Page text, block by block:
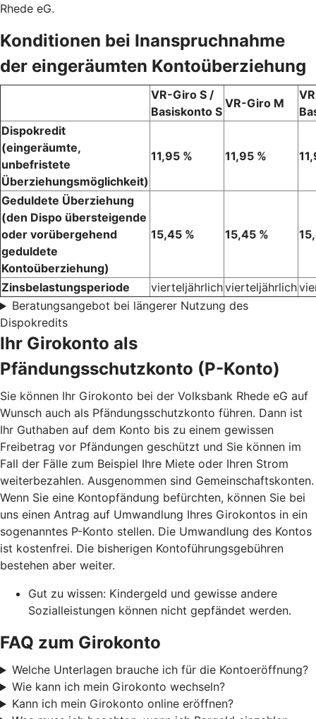
Rhede eG.
Konditionen bei Inanspruchnahme
der eingeräumten Kontoüberziehung
VR-Giro S /
Basiskonto S
VR-Giro M
Dispokredit
(eingeräumte,
unbefristete
Überziehungsmöglichkeit)
11,95 % 11,95 %
Geduldete Überziehung
(den Dispo übersteigende
oder vorübergehend
geduldete
Kontoüberziehung)
15,45 % 15,45 %
Zinsbelastungsperiode vierteljährlichvierteljährlich
Beratungsangebot bei längerer Nutzung des
Dispokredits
Ihr Girokonto als
Pfändungsschutzkonto (P-Konto)
Sie können Ihr Girokonto bei der Volksbank Rhede eG auf
Wunsch auch als Pfändungsschutzkonto führen. Dann ist
Ihr Guthaben auf dem Konto bis zu einem gewissen
Freibetrag vor Pfändungen geschützt und Sie können im
Fall der Fälle zum Beispiel Ihre Miete oder Ihren Strom
weiterbezahlen. Ausgenommen sind Gemeinschaftskonten.
Wenn Sie eine Kontopfändung befürchten, können Sie bei
uns einen Antrag auf Umwandlung Ihres Girokontos in ein
sogenanntes P-Konto stellen. Die Umwandlung des Kontos
ist kostenfrei. Die bisherigen Kontoführungsgebühren
bestehen aber weiter.
Gut zu wissen: Kindergeld und gewisse andere
Sozialleistungen können nicht gepfändet werden.
FAQ zum Girokonto
Welche Unterlagen brauche ich für die Kontoeröffnung?
Wie kann ich mein Girokonto wechseln?
Kann ich mein Girokonto online eröffnen?